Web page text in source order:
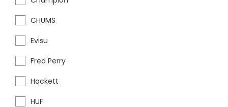
CHUMS
Evisu
Fred Perry
Hackett
HUF